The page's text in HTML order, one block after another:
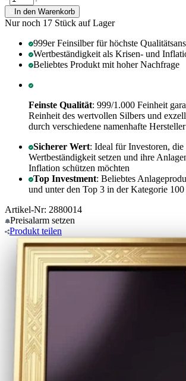
In den Warenkorb
Nur noch 17 Stück auf Lager
999er Feinsilber für höchste
Wertbeständigkeit als Krisen- und
Beliebtes Produkt mit hoher Nachfrage
Feinste Qualität: 999/1.000 Feinheit
Reinheit des wertvollen Silbers und
durch verschiedene namenhafte Hersteller
Sicherer Wert: Ideal für Investoren, die
Wertbeständigkeit setzen und ihre
Inflation schützen möchten
Top Investment: Beliebtes
und unter den Top 3 in der Kategorie
Artikel-Nr: 2880014
Preisalarm setzen
Produkt teilen